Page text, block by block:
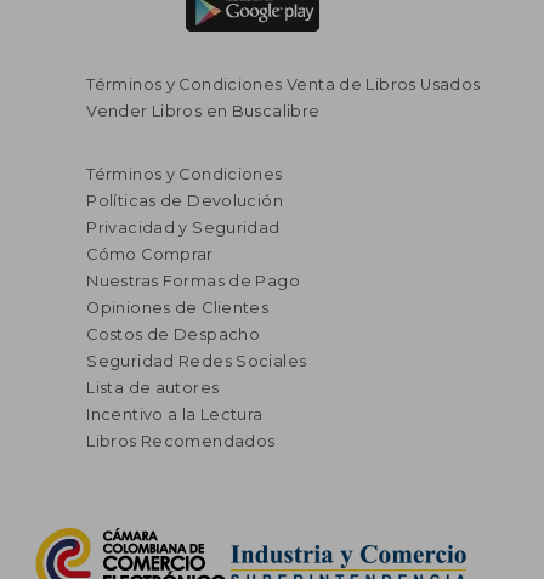
$ 310.965
$ 171.031
Términos y Condiciones Venta de Libros Usados
Vender Libros en Buscalibre
Términos y Condiciones
Políticas de Devolución
Privacidad y Seguridad
Cómo Comprar
Nuestras Formas de Pago
Opiniones de Clientes
Costos de Despacho
Seguridad Redes Sociales
Lista de autores
Incentivo a la Lectura
Libros Recomendados